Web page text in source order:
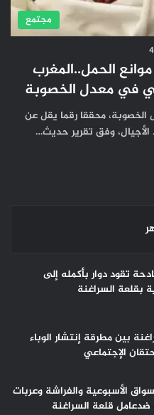
مجتمع
4
موانع الحمل..المغرب
في معدل الخصوبة
الخصوبة، محققا رقما يقل عن
وفق تقرير حديث…
تقود دوار بأكمله إلى
بقلعة السراغنة
بين مطرقة إنتشار الوباء
الإجتماعي
الأسبوعية والفراشة وعربات
ضدعامل قلعة السراغنة